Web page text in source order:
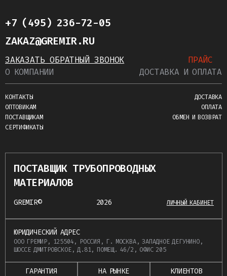
+7 (495) 236-72-05
ZAKAZ@GREMIR.RU
ЗАКАЗАТЬ ОБРАТНЫЙ ЗВОНОК
ПРАЙС
О КОМПАНИИ
КОНТАКТЫ
ОПТОВИКАМ
ПОСТАВЩИКАМ
СЕРТИФИКАТЫ
ДОСТАВКА И ОПЛАТА
ДОСТАВКА
ОПЛАТА
ОБМЕН И ВОЗВРАТ
ПОСТАВЩИК ТРУБОПРОВОДНЫХ
МАТЕРИАЛОВ
GREMIR© 2026 ЛИЧНЫЙ КАБИНЕТ
ЮРИДИЧЕСКИЙ АДРЕС
ООО ГРЕМИР, 125504, РОССИЯ, Г. МОСКВА, ЗАПАДНОЕ ДЕГУНИНО,
ШОССЕ ДМИТРОВСКОЕ, Д.81, ПОМЕЩ. 46/2, ОФИС 205
ГАРАНТИЯ НА РЫНКЕ КЛИЕНТОВ